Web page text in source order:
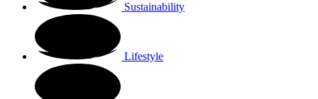
Sustainability
Lifestyle